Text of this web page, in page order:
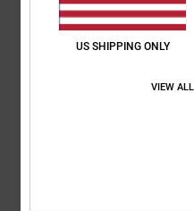
6. luglio 2026
US SHIPPING ONLY
VIEW